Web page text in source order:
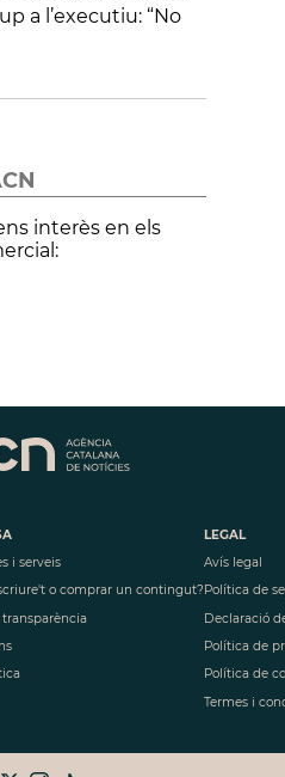
a l’executiu: “No
interès en els
i serveis
o comprar un contingut?
transparència
LEGAL
Avís legal
Política de
Declaració
Política de
Política de
Termes i